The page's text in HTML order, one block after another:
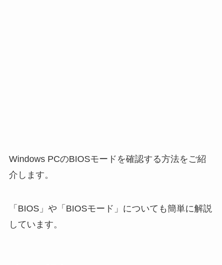
Windows PCのBIOSモードを確認する方法をご紹
介します。
「BIOS」や「BIOSモード」についても簡単に解説
しています。